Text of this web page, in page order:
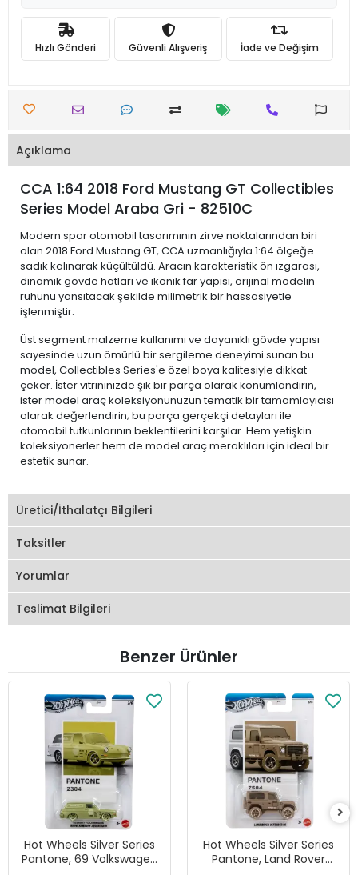
Hızlı Gönderi Güvenli Alışveriş İade ve Değişim
Açıklama
CCA 1:64 2018 Ford Mustang GT Collectibles
Series Model Araba Gri - 82510C
Modern spor otomobil tasarımının zirve noktalarından biri
olan 2018 Ford Mustang GT, CCA uzmanlığıyla 1:64 ölçeğe
sadık kalınarak küçültüldü. Aracın karakteristik ön ızgarası,
dinamik gövde hatları ve ikonik far yapısı, orijinal modelin
ruhunu yansıtacak şekilde milimetrik bir hassasiyetle
işlenmiştir.
Üst segment malzeme kullanımı ve dayanıklı gövde yapısı
sayesinde uzun ömürlü bir sergileme deneyimi sunan bu
model, Collectibles Series'e özel boya kalitesiyle dikkat
çeker. İster vitrininizde şık bir parça olarak konumlandırın,
ister model araç koleksiyonunuzun tematik bir tamamlayıcısı
olarak değerlendirin; bu parça gerçekçi detayları ile
otomobil tutkunlarının beklentilerini karşılar. Hem yetişkin
koleksiyonerler hem de model araç meraklıları için ideal bir
estetik sunar.
Üretici/İthalatçı Bilgileri
Taksitler
Yorumlar
Teslimat Bilgileri
Benzer Ürünler
Hot Wheels Silver Series
Pantone, 69 Volkswagen
Hot Wheels Silver Series
Pantone, Land Rover